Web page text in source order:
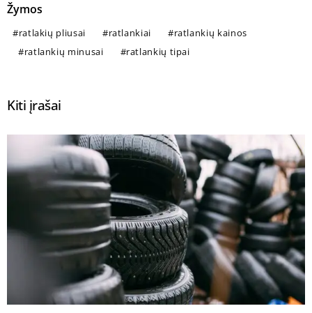
Žymos
ratlakių pliusai ratlankiai
ratlankių kainos
ratlankių minusai
ratlankių tipai
Kiti įrašai